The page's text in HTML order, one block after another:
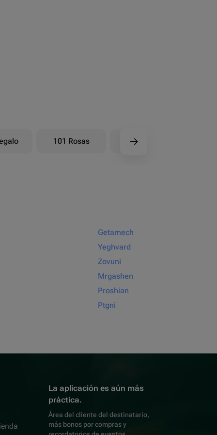
101 Rosas Ramos baya
Getamech
Yeghvard
Zovuni
Mrgashen
Proshian
Ptgni
La aplicación es aún más
práctica.
Área del cliente del destinatario,
más bonos por compras y